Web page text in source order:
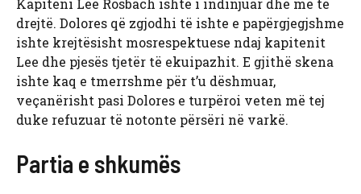
Kapiteni Lee Rosbach ishte i indinjuar dhe me të
drejtë. Dolores që zgjodhi të ishte e papërgjegjshme
ishte krejtësisht mosrespektuese ndaj kapitenit
Lee dhe pjesës tjetër të ekuipazhit. E gjithë skena
ishte kaq e tmerrshme për t’u dëshmuar,
veçanërisht pasi Dolores e turpëroi veten më tej
duke refuzuar të notonte përsëri në varkë.
Partia e shkumës